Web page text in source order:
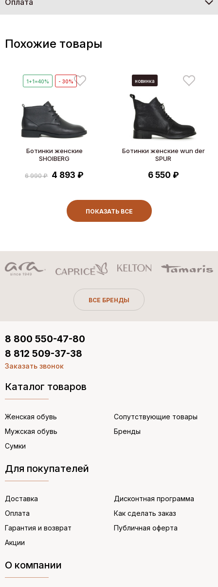
Похожие товары
1+1=40% - 30%
Ботинки женские
SHOIBERG
6 990 ₽ 4 893 ₽
новинка
Ботинки женские wun der
SPUR
6 550 ₽
ПОКАЗАТЬ ВСЕ
ВСЕ БРЕНДЫ
Каталог товаров
Женская обувь
Мужская обувь
Сумки
Сопутствующие товары
Бренды
Для покупателей
Доставка
Оплата
Гарантия и возврат
Акции
Дисконтная программа
Как сделать заказ
Публичная оферта
О компании
8 800 550-47-80
8 812 509-37-38
Заказать звонок